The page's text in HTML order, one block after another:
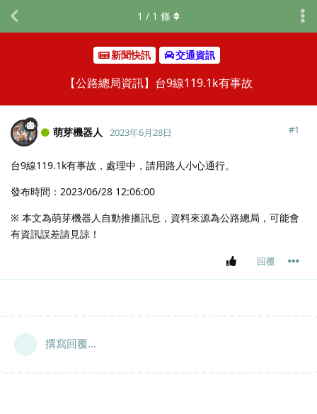
新聞快訊 交通資訊
【公路總局資訊】台9線119.1k有事故
1 / 1 條
萌芽機器人 2023年6月28日 #1
台9線119.1k有事故，處理中，請用路人小心通行。
發布時間：2023/06/28 12:06:00
※ 本文為萌芽機器人自動推播訊息，資料來源為公路總局，可能會
有資訊誤差請見諒！
回覆
撰寫回覆...